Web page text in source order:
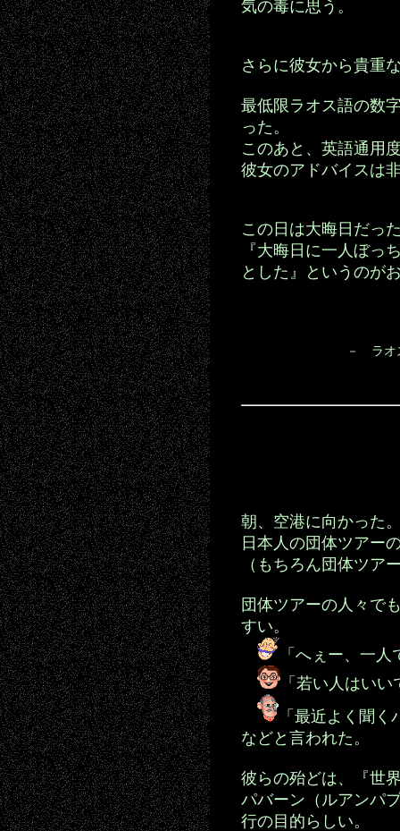
気の毒に思う。
さらに彼女から貴重
最低限ラオス語の数
った。
このあと、英語通用
彼女のアドバイスは
この日は大晦日だっ
『大晦日に一人ぼっ
とした』というのが
－ ラ
朝、空港に向かった
日本人の団体ツアー
（もちろん団体ツア
団体ツアーの人々で
すい。
「へぇー、一
「若い人はいい
「最近よく聞
などと言われた。
彼らの殆どは、『世
パバーン（ルアンパ
行の目的らしい。